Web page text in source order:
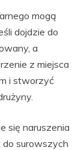
mogą
dojdzie do
a
z miejsca
i stworzyć
się naruszenia
surowszych